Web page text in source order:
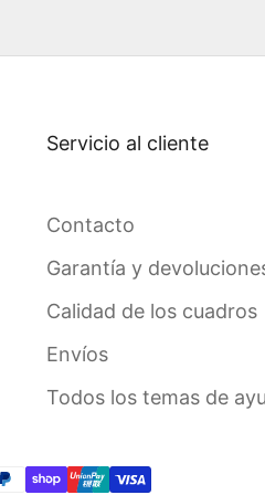
Servicio al cliente
Contacto
Garantía y
Calidad de los cuadros
Envíos
Todos los temas de